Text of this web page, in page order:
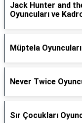
Jack Hunter and
Oyuncuları ve
Müptela
Never Twice
Sır Çocukları